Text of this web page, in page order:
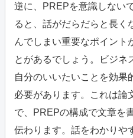
逆に、PREPを意識しない
ると、話がだらだらと長く
んでしまい重要なポイント
とがあるでしょう。ビジネ
自分のいいたいことを効果
必要があります。これは論
で、PREPの構成で文章を
伝わります。話をわかりや